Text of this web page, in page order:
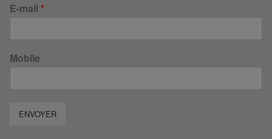
E-mail *
Mobile
ENVOYER